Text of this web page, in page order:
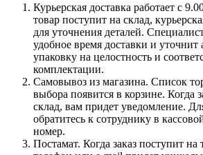
Курьерская доставка работает с
товар поступит на склад,
для уточнения деталей.
удобное время доставки и уточнит
упаковку на целостность и
комплектации.
Самовывоз из магазина. Список
выбора появится в корзине. Когда
склад, вам придет уведомление.
обратитесь к сотруднику в
номер.
Постамат. Когда заказ поступит на